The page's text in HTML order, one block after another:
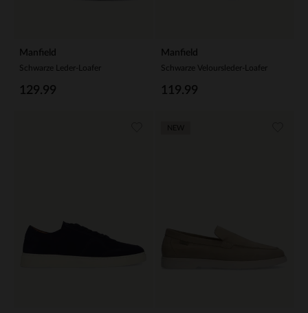
Manfield
Schwarze Leder-Loafer
129.99
Manfield
Schwarze Veloursleder-Loafer
119.99